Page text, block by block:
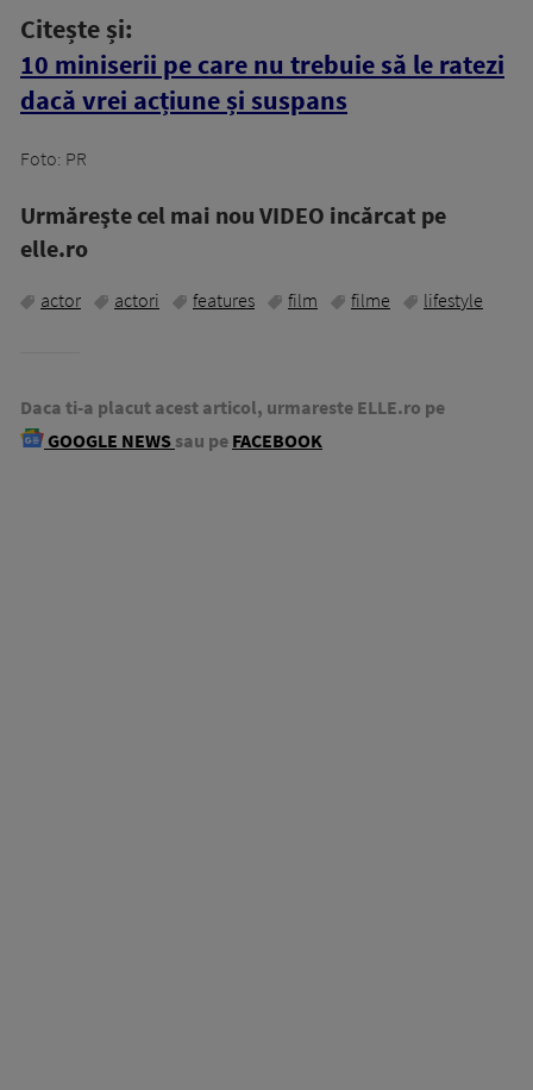
Citește și:
10 miniserii pe care nu trebuie să le ratezi
dacă vrei acțiune și suspans
Foto: PR
Urmăreşte cel mai nou VIDEO incărcat pe
elle.ro
actor actori features film filme lifestyle
Daca ti-a placut acest articol, urmareste ELLE.ro pe
GOOGLE NEWS sau pe FACEBOOK